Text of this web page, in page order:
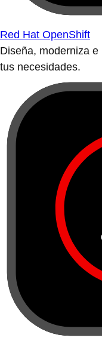
Red Hat OpenShift
Diseña, moderniza
tus necesidades.